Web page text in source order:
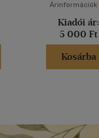
Árinformációk
Kiadói ár:
5 000 Ft
Kosárba